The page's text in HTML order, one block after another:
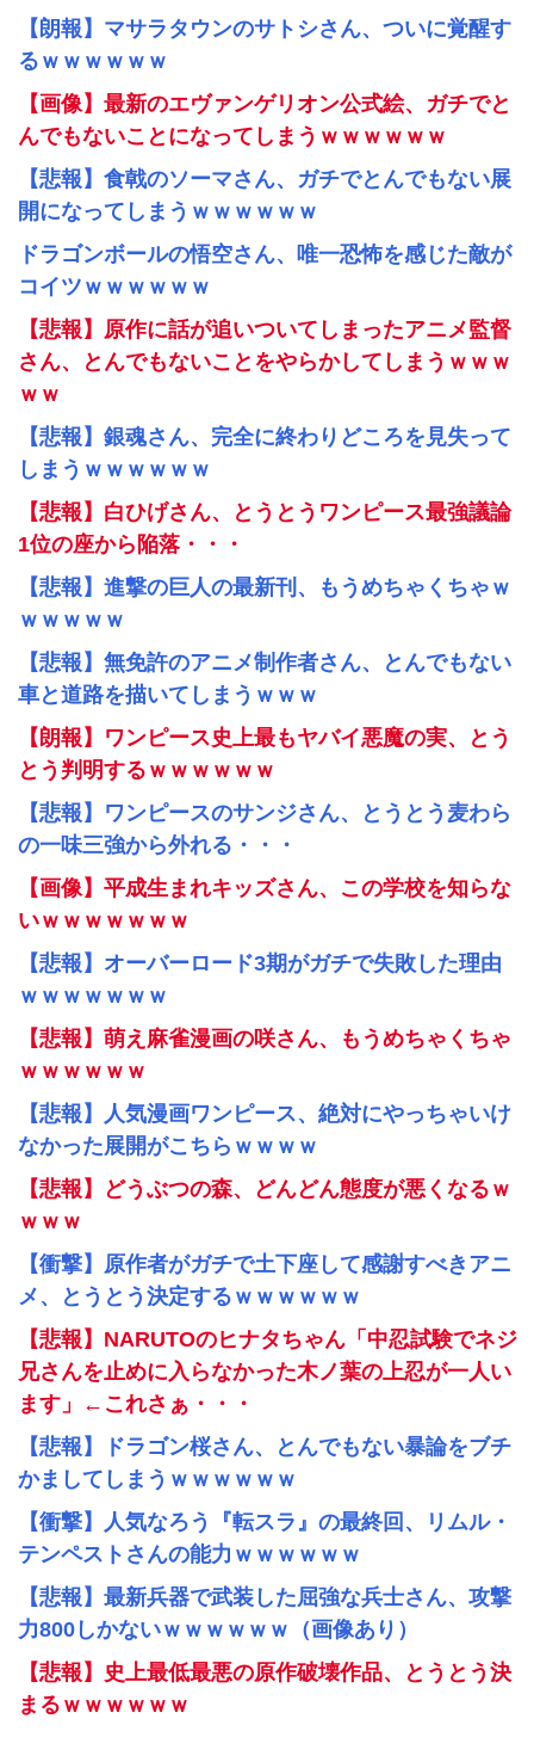
【朗報】マサラタウンのサトシさん、ついに覚醒す
るｗｗｗｗｗｗ
【画像】最新のエヴァンゲリオン公式絵、ガチでと
んでもないことになってしまうｗｗｗｗｗｗ
【悲報】食戟のソーマさん、ガチでとんでもない展
開になってしまうｗｗｗｗｗｗ
ドラゴンボールの悟空さん、唯一恐怖を感じた敵が
コイツｗｗｗｗｗｗ
【悲報】原作に話が追いついてしまったアニメ監督
さん、とんでもないことをやらかしてしまうｗｗｗ
ｗｗ
【悲報】銀魂さん、完全に終わりどころを見失って
しまうｗｗｗｗｗｗ
【悲報】白ひげさん、とうとうワンピース最強議論
1位の座から陥落・・・
【悲報】進撃の巨人の最新刊、もうめちゃくちゃｗ
ｗｗｗｗｗ
【悲報】無免許のアニメ制作者さん、とんでもない
車と道路を描いてしまうｗｗｗ
【朗報】ワンピース史上最もヤバイ悪魔の実、とう
とう判明するｗｗｗｗｗｗ
【悲報】ワンピースのサンジさん、とうとう麦わら
の一味三強から外れる・・・
【画像】平成生まれキッズさん、この学校を知らな
いｗｗｗｗｗｗｗ
【悲報】オーバーロード3期がガチで失敗した理由
ｗｗｗｗｗｗｗ
【悲報】萌え麻雀漫画の咲さん、もうめちゃくちゃ
ｗｗｗｗｗｗ
【悲報】人気漫画ワンピース、絶対にやっちゃいけ
なかった展開がこちらｗｗｗｗ
【悲報】どうぶつの森、どんどん態度が悪くなるｗ
ｗｗｗ
【衝撃】原作者がガチで土下座して感謝すべきアニ
メ、とうとう決定するｗｗｗｗｗｗ
【悲報】NARUTOのヒナタちゃん「中忍試験でネジ
兄さんを止めに入らなかった木ノ葉の上忍が一人い
ます」←これさぁ・・・
【悲報】ドラゴン桜さん、とんでもない暴論をブチ
かましてしまうｗｗｗｗｗｗ
【衝撃】人気なろう『転スラ』の最終回、リムル・
テンペストさんの能力ｗｗｗｗｗｗ
【悲報】最新兵器で武装した屈強な兵士さん、攻撃
力800しかないｗｗｗｗｗｗ（画像あり）
【悲報】史上最低最悪の原作破壊作品、とうとう決
まるｗｗｗｗｗｗ